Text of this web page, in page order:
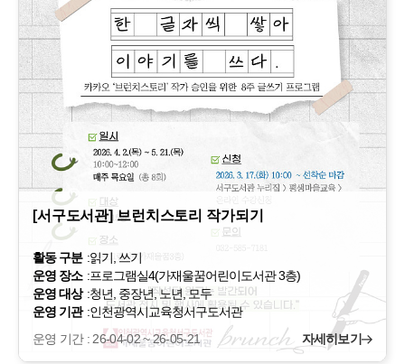
[서구도서관] 브런치스토리 작가되기
활동 구분 :읽기, 쓰기
운영 장소 :프로그램실4(가재울꿈어린이도서관 3층)
운영 대상 :청년, 중장년, 노년, 모두
운영 기관 :인천광역시교육청서구도서관
운영 기간 : 26-04-02 ~ 26-05-21
자세히보기